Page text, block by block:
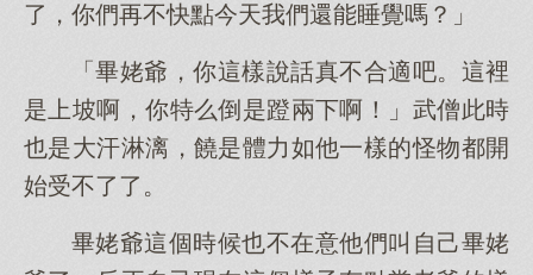
了，你們再不快點今天我們還能睡覺嗎？」
「畢姥爺，你這樣說話真不合適吧。這裡
是上坡啊，你特么倒是蹬兩下啊！」武僧此時
也是大汗淋漓，饒是體力如他一樣的怪物都開
始受不了了。
畢姥爺這個時候也不在意他們叫自己畢姥